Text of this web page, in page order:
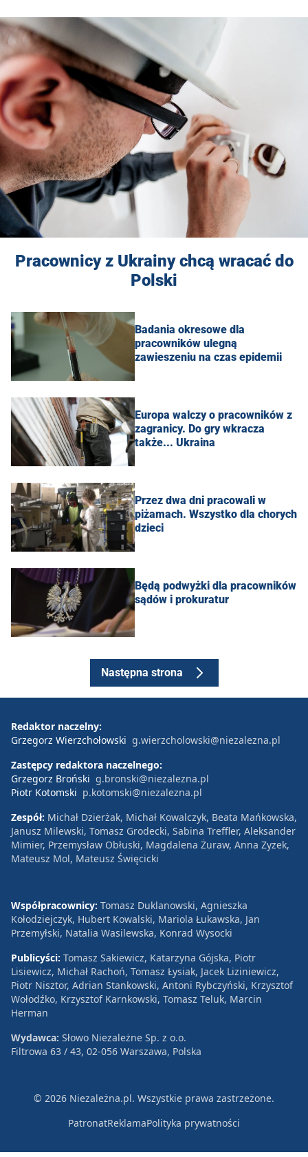
Pracownicy z Ukrainy chcą wracać do
Polski
Badania okresowe dla
pracowników ulegną
zawieszeniu na czas epidemii
Europa walczy o pracowników z
zagranicy. Do gry wkracza
także... Ukraina
Przez dwa dni pracowali w
piżamach. Wszystko dla chorych
dzieci
Będą podwyżki dla pracowników
sądów i prokuratur
Następna strona
Redaktor naczelny:
Grzegorz Wierzchołowski g.wierzcholowski@niezalezna.pl
Zastępcy redaktora naczelnego:
Grzegorz Broński g.bronski@niezalezna.pl
Piotr Kotomski p.kotomski@niezalezna.pl
Zespół: Michał Dzierżak, Michał Kowalczyk, Beata Mańkowska,
Janusz Milewski, Tomasz Grodecki, Sabina Treffler, Aleksander
Mimier, Przemysław Obłuski, Magdalena Żuraw, Anna Zyzek,
Mateusz Mol, Mateusz Święcicki
Współpracownicy: Tomasz Duklanowski, Agnieszka
Kołodziejczyk, Hubert Kowalski, Mariola Łukawska, Jan
Przemyłski, Natalia Wasilewska, Konrad Wysocki
Publicyści: Tomasz Sakiewicz, Katarzyna Gójska, Piotr
Lisiewicz, Michał Rachoń, Tomasz Łysiak, Jacek Liziniewicz,
Piotr Nisztor, Adrian Stankowski, Antoni Rybczyński, Krzysztof
Wołodźko, Krzysztof Karnkowski, Tomasz Teluk, Marcin
Herman
Wydawca: Słowo Niezależne Sp. z o.o.
Filtrowa 63 / 43, 02-056 Warszawa, Polska
© 2026 Niezależna.pl. Wszystkie prawa zastrzeżone.
PatronatReklamaPolityka prywatności